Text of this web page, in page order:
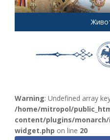
Warning: Undefined array
/home/mitropol/
content/plugins/
widget.php on line 20